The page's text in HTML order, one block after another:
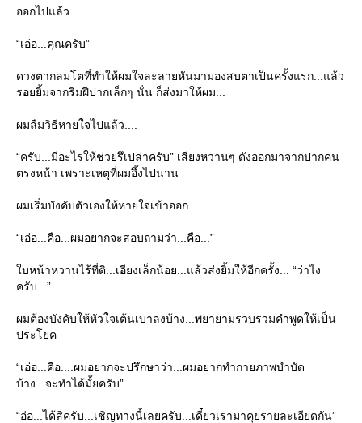
ออกไปแล้ว...
“เอ่อ...คุณครับ”
ดวงตากลมโตที่ทำให้ผมใจละลายหันมามองสบตาเป็นครั้งแรก...แล้ว
รอยยิ้มจากริมฝีปากเล็กๆ นั่น ก็ส่งมาให้ผม...
ผมลืมวิธีหายใจไปแล้ว....
“ครับ...มีอะไรให้ช่วยรึเปล่าครับ” เสียงหวานๆ ดังออกมาจากปากคน
ตรงหน้า เพราะเหตุที่ผมอึ้งไปนาน
ผมเริ่มบังคับตัวเองให้หายใจเข้าออก...
“เอ่อ...คือ...ผมอยากจะสอบถามว่า...คือ...”
บหน้าหวานไร้ที่ติ...เอียงเล็กน้อย...แล้วส่งยิ้มให้อีกครั้ง... “ว่าไง
ครับ...”
ผมต้องบังคับให้หัวใจเต้นเบาลงบ้าง...พยายามรวบรวมคำพูดให้เป็น
ประโยค
“เอ่อ...คือ....ผมอยากจะปรึกษาว่า...ผมอยากทำกายภาพบำบัด
บ้าง...จะทำได้มั้ยครับ”
“อ๋อ...ได้สิครับ...เชิญทางนี้เลยครับ...เดี๋ยวเรามาคุยรายละเอียดกัน”